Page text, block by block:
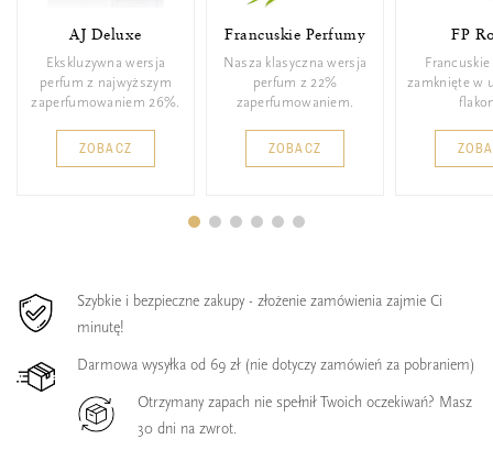
AJ Deluxe
Ekskluzywna wersja
perfum z najwyższym
zaperfumowaniem 26%.
ZOBACZ
Francuskie Perfumy
Nasza klasyczna wersja
perfum z 22%
zaperfumowaniem.
ZOBACZ
FP
zamknięte w
Szybkie i bezpieczne zakupy - złożenie zamówienia zajmie Ci
minutę!
Darmowa wysyłka od 69 zł (nie dotyczy zamówień za pobraniem)
Otrzymany zapach nie spełnił Twoich oczekiwań? Masz
30 dni na zwrot.